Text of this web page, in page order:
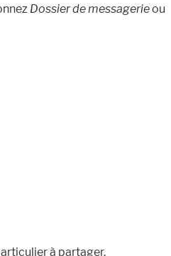
Dossier de messagerieou
à partager.